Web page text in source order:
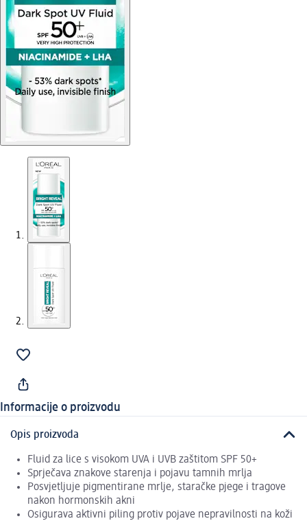
Informacije o proizvodu
Opis proizvoda
Fluid za lice s visokom UVA i UVB zaštitom SPF 50+
Sprječava znakove starenja i pojavu tamnih mrlja
Posvjetljuje pigmentirane mrlje, staračke pjege i tragove
nakon hormonskih akni
Osigurava aktivni piling protiv pojave nepravilnosti na koži